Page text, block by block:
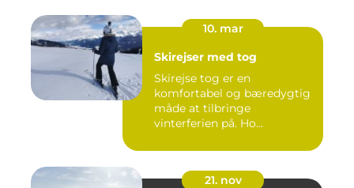
10. mar
Skirejser med tog
Skirejse tog er en
komfortabel og bæredygtig
måde at tilbringe
vinterferien på. Ho...
21. nov